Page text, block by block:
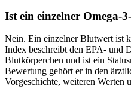
Ist ein einzelner Omega-
Nein. Ein einzelner Blutwert ist
Index beschreibt den EPA- und
Blutkörperchen und ist ein
Bewertung gehört er in den
Vorgeschichte, weiteren Werten